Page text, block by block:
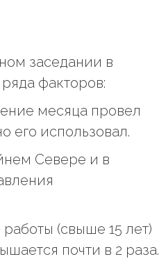
заседании в
факторов:
месяца провел
его использовал.
Севере и в
(свыше 15 лет)
почти в 2 раза.